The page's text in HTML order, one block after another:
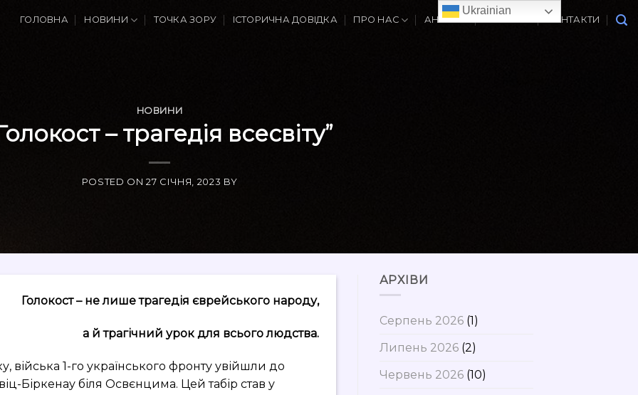
ГОЛОВНА НОВИНИ ТОЧКА ЗОРУ ІСТОРИЧНА ДОВІДКА ПРО НАС АНОНСИ ВАКАНСІЇ КОНТАКТИ
НОВИНИ
– трагедія всесвіту”
POSTED ON27 СІЧНЯ, 2023 BY
Голокост – не лише трагедія єврейського народу,
а й трагічний урок для всього людства.
війська 1-го українського фронту увійшли до
Біркенау біля Освєнцима. Цей табір став у
АРХІВИ
Серпень 2026(1)
Липень 2026(2)
Червень 2026(10)
Ukrainian